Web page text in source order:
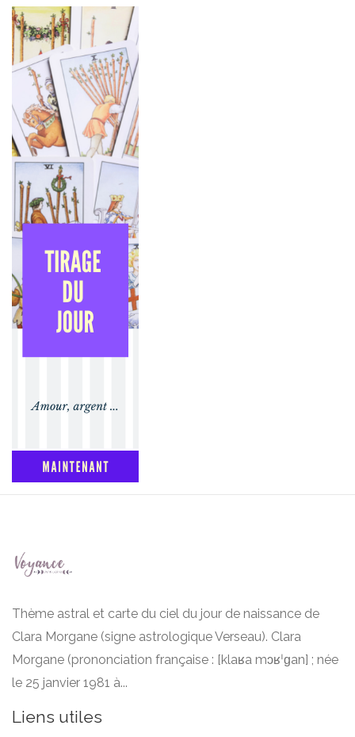
Thème astral et carte du ciel du jour de naissance de
Clara Morgane (signe astrologique Verseau). Clara
Morgane (prononciation française : [klaʁa mɔʁˈɡan] ; née
le 25 janvier 1981 à...
Liens utiles